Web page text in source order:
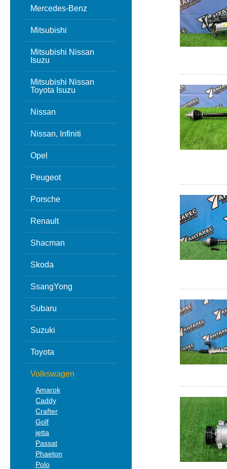
Mercedes-Benz
Mitsubishi
Mitsubishi Nissan
Isuzu
Mitsubishi Nissan
Toyota Isuzu
Nissan
Nissan, Infiniti
Opel
Peugeot
Porsche
Renault
Shacman
Skoda
SsangYong
Subaru
Suzuki
Toyota
Volkswagen
Amarok
Caddy
Crafter
Golf
jetta
Passat
Phaeton
Polo